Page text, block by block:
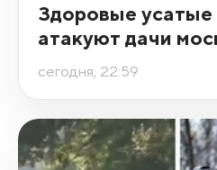
Здоровые
атакуют дачи
сегодня, 22:59